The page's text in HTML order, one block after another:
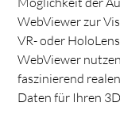
WebViewer zur
VR- oder
WebViewer
faszinierend
Daten für Ihren